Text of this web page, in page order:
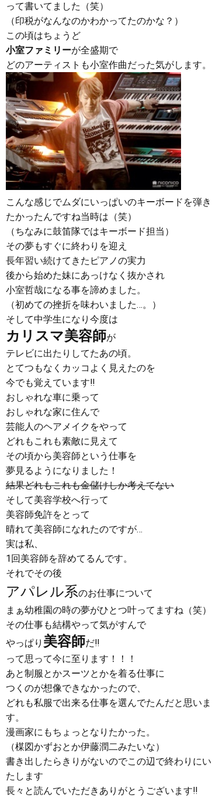
って書いてました（笑）
（印税がなんなのかわかってたのかな？）
この頃はちょうど
小室ファミリーが全盛期で
どのアーティストも小室作曲だった気がします。
こんな感じでムダにいっぱいのキーボードを弾き
たかったんですね当時は（笑）
（ちなみに鼓笛隊ではキーボード担当）
その夢もすぐに終わりを迎え
長年習い続けてきたピアノの実力
後から始めた妹にあっけなく抜かされ
小室哲哉になる事を諦めました。
（初めての挫折を味わいました…。）
そして中学生になり今度は
カリスマ美容師が
テレビに出たりしてたあの頃。
とてつもなくカッコよく見えたのを
今でも覚えています‼︎
おしゃれな車に乗って
おしゃれな家に住んで
芸能人のヘアメイクをやって
どれもこれも素敵に見えて
その頃から美容師という仕事を
夢見るようになりました！
結果どれもこれも金儲けしか考えてない
そして美容学校へ行って
美容師免許をとって
晴れて美容師になれたのですが…
実は私、
1回美容師を辞めてるんです。
それでその後
アパレル系のお仕事について
まぁ幼稚園の時の夢がひとつ叶ってますね（笑）
その仕事も結構やって気がすんで
やっぱり 美容師だ‼︎
って思って今に至ります！！！
あと制服とかスーツとかを着る仕事に
つくのが想像できなかったので、
どれも私服で出来る仕事を選んでたんだと思いま
す。
漫画家にもちょっとなりたかった。
（楳図かずおとか伊藤潤二みたいな）
書き出したらきりがないのでこの辺で終わりにい
たします
長々と読んでいただきありがとうございます‼︎